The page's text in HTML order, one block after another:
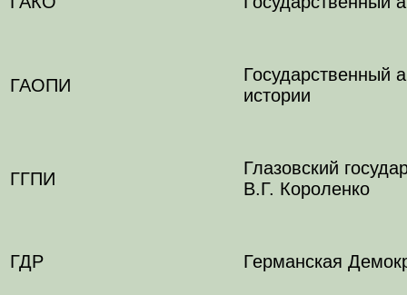
ГАОПИ
Государственный
истории
ГГПИ
Глазовский
В.Г. Короленко
ГДР Германская